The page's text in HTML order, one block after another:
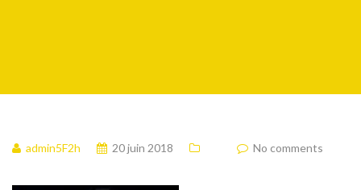
admin5F2h 20 juin 2018 No comments